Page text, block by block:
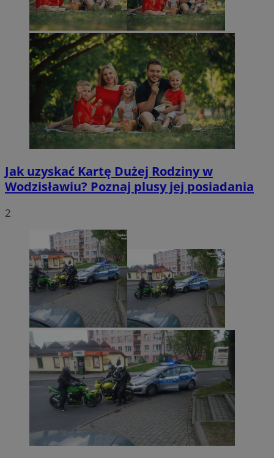
Jak uzyskać Kartę Dużej Rodziny w
Wodzisławiu? Poznaj plusy jej posiadania
2